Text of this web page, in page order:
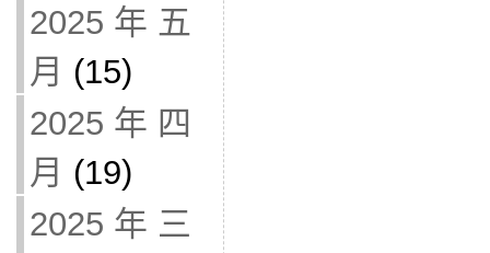
2025 年 五
月 (15)
2025 年 四
月 (19)
2025 年 三